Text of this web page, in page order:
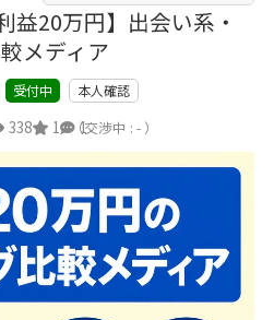
益20万円】出会い系・
メディア
受付中 本人確認
338 1 1
（交渉中 : - ）